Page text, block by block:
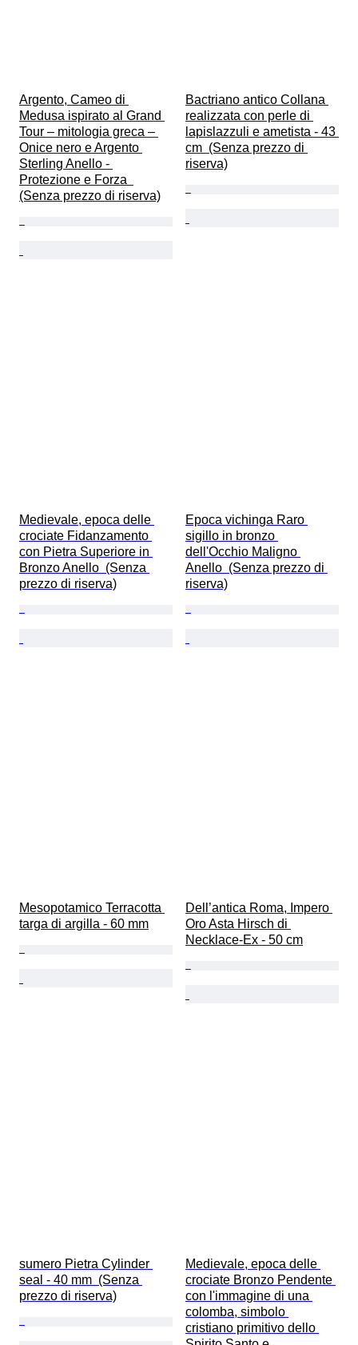
Argento, Cameo di
Medusa ispirato al Grand
Tour – mitologia greca –
Onice nero e Argento
Sterling Anello -
Protezione e Forza
(Senza prezzo di riserva)
Bactriano antico Collana
realizzata con perle di
lapislazzuli e ametista - 43
cm  (Senza prezzo di
riserva)
Medievale, epoca delle
crociate Fidanzamento
con Pietra Superiore in
Bronzo Anello  (Senza
prezzo di riserva)
Epoca vichinga Raro
sigillo in bronzo
dell'Occhio Maligno
Anello  (Senza prezzo di
riserva)
Mesopotamico Terracotta
targa di argilla - 60 mm
Dell’antica Roma, Impero
Oro Asta Hirsch di
Necklace-Ex - 50 cm
sumero Pietra Cylinder
seal - 40 mm  (Senza
prezzo di riserva)
Medievale, epoca delle
crociate Bronzo Pendente
con l'immagine di una
colomba, simbolo
cristiano primitivo dello